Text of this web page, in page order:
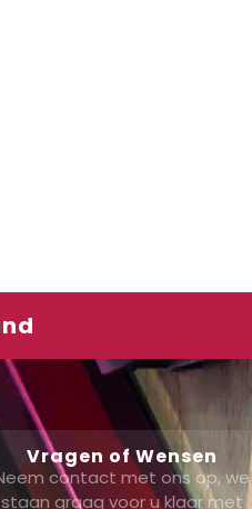
Vragen of Wensen
contact met ons op, we
staan graag voor u klaar met